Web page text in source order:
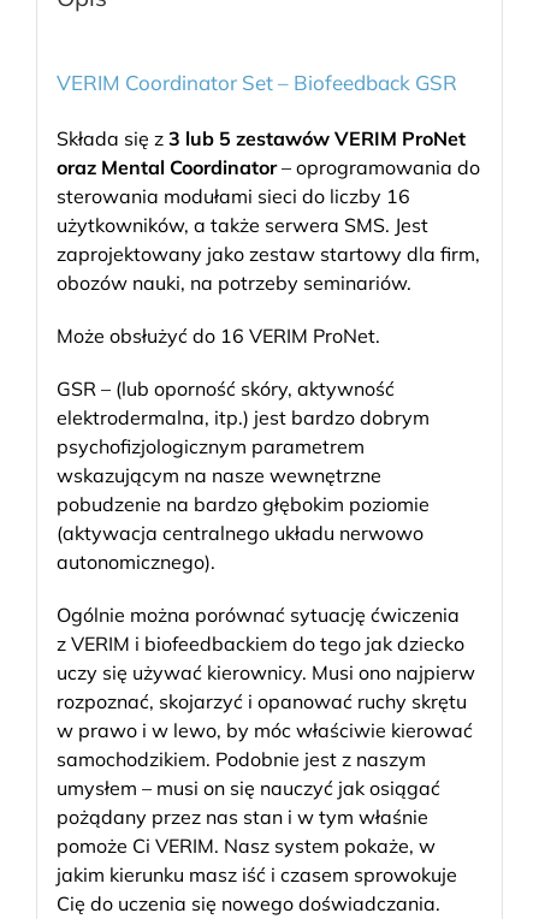
VERIM Coordinator Set – Biofeedback GSR
Składa się z 3 lub 5 zestawów VERIM ProNet
oraz Mental Coordinator– oprogramowania do
sterowania modułami sieci do liczby 16
użytkowników, a także serwera SMS. Jest
zaprojektowany jako zestaw startowy dla firm,
obozów nauki, na potrzeby seminariów.
Może obsłużyć do 16 VERIM ProNet.
GSR – (lub oporność skóry, aktywność
elektrodermalna, itp.) jest bardzo dobrym
psychofizjologicznym parametrem
wskazującym na nasze wewnętrzne
pobudzenie na bardzo głębokim poziomie
(aktywacja centralnego układu nerwowo
autonomicznego).
Ogólnie można porównać sytuację ćwiczenia
z VERIM i biofeedbackiem do tego jak dziecko
uczy się używać kierownicy. Musi ono najpierw
rozpoznać, skojarzyć i opanować ruchy skrętu
w prawo i w lewo, by móc właściwie kierować
samochodzikiem. Podobnie jest z naszym
umysłem – musi on się nauczyć jak osiągać
pożądany przez nas stan i w tym właśnie
pomoże Ci VERIM. Nasz system pokaże, w
jakim kierunku masz iść i czasem sprowokuje
Cię do uczenia się nowego doświadczania.